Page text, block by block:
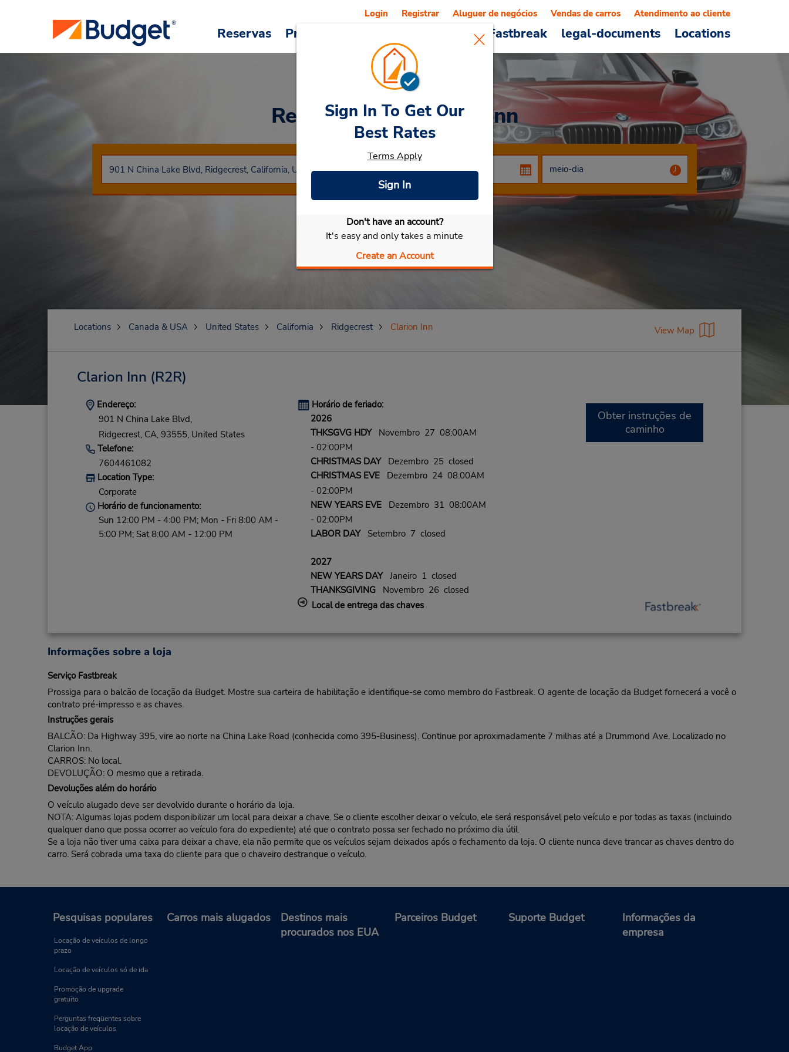
Reservas Promoções Veículos e serviços Fastbreak legal-documents Locations
Login Registrar Aluguer de negócios Vendas de carros Atendimento ao cliente
Rent a Carat Clarion Inn
Selecionar meu carro
Sign In To Get Our
Best Rates
Terms Apply
Sign In
Don't have an account?
It's easy and only takes a minute
Create an Account
Locations Canada & USA United States California Ridgecrest Clarion Inn View Map
Clarion Inn (R2R)
Endereço:
901 N China Lake Blvd,
Ridgecrest, CA, 93555, United States
Telefone:
7604461082
Location Type:
Corporate
Horário de funcionamento:
Sun 12:00 PM - 4:00 PM; Mon - Fri 8:00 AM -
5:00 PM; Sat 8:00 AM - 12:00 PM
Horário de feriado:
2026
THKSGVG HDYNovembro 27 08:00AM
- 02:00PM
CHRISTMAS DAYDezembro 25 closed
CHRISTMAS EVEDezembro 24 08:00AM
- 02:00PM
NEW YEARS EVEDezembro 31 08:00AM
- 02:00PM
LABOR DAYSetembro 7 closed
2027
NEW YEARS DAYJaneiro 1 closed
THANKSGIVINGNovembro 26 closed
Local de entrega das chaves
Obter instruções de
caminho
Informações sobre a loja
Serviço Fastbreak
Prossiga para o balcão de locação da Budget. Mostre sua carteira de habilitação e identifique-se como membro do Fastbreak. O agente de locação da Budget fornecerá a você o
contrato pré-impresso e as chaves.
Instruções gerais
BALCÃO: Da Highway 395, vire ao norte na China Lake Road (conhecida como 395-Business). Continue por aproximadamente 7 milhas até a Drummond Ave. Localizado no
Clarion Inn.
CARROS: No local.
DEVOLUÇÃO: O mesmo que a retirada.
Devoluções além do horário
O veículo alugado deve ser devolvido durante o horário da loja.
NOTA: Algumas lojas podem disponibilizar um local para deixar a chave. Se o cliente escolher deixar o veículo, ele será responsável pelo veículo e por todas as taxas (incluindo
qualquer dano que possa ocorrer ao veículo fora do expediente) até que o contrato possa ser fechado no próximo dia útil.
Se a loja não tiver uma caixa para deixar a chave, ela não permite que os veículos sejam deixados após o fechamento da loja. O cliente nunca deve trancar as chaves dentro do
carro. Será cobrada uma taxa do cliente para que o chaveiro destranque o veículo.
Pesquisas populares
Locação de veículos de longo
prazo
Locação de veículos só de ida
Promoção de upgrade
gratuito
Perguntas freqüentes sobre
locação de veículos
Budget App
Carros mais alugados
Destinos mais
procurados nos EUA
Parceiros Budget Suporte Budget
Informações da
empresa